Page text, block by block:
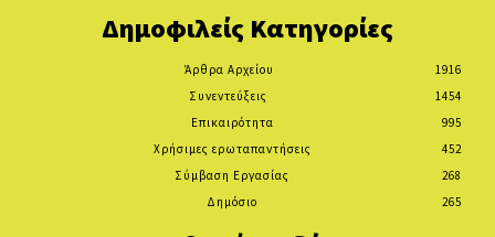
Δημοφιλείς Κατηγορίες
Άρθρα Αρχείου
1916
Συνεντεύξεις
1454
Επικαιρότητα
995
Χρήσιμες ερωταπαντήσεις
452
Σύμβαση Εργασίας
268
Δημόσιο
265